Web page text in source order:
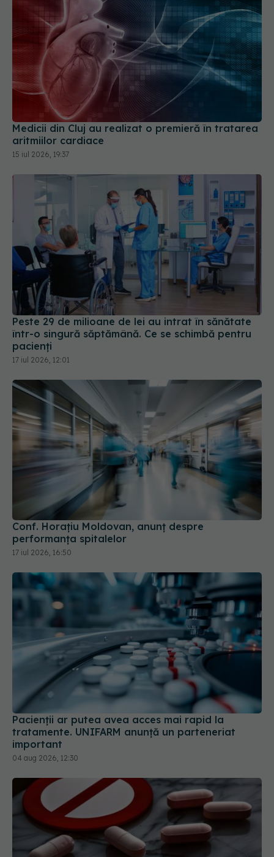
Medicii din Cluj au realizat o premieră în tratarea
aritmiilor cardiace
15 iul 2026, 19:37
Peste 29 de milioane de lei au intrat în sănătate
într-o singură săptămână. Ce se schimbă pentru
pacienți
17 iul 2026, 12:01
Conf. Horațiu Moldovan, anunț despre
performanța spitalelor
17 iul 2026, 16:50
Pacienții ar putea avea acces mai rapid la
tratamente. UNIFARM anunță un parteneriat
important
04 aug 2026, 12:30